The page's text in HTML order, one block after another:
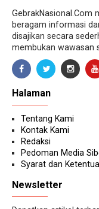
GebrakNasional.Com
beragam informasi
disajikan secara
membukan wawasan
Halaman
Tentang Kami
Kontak Kami
Redaksi
Pedoman Media
Syarat dan
Newsletter